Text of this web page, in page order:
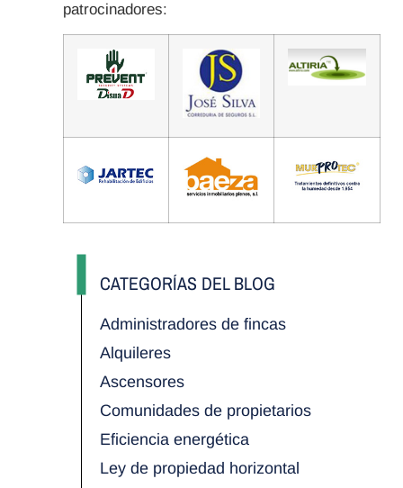
patrocinadores:
CATEGORÍAS DEL BLOG
Administradores de fincas
Alquileres
Ascensores
Comunidades de propietarios
Eficiencia energética
Ley de propiedad horizontal